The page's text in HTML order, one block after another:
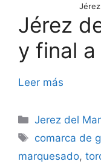
Jérez
y final
Leer más
Categorías
Jerez del
Etiquetas
comarca de
marquesado,